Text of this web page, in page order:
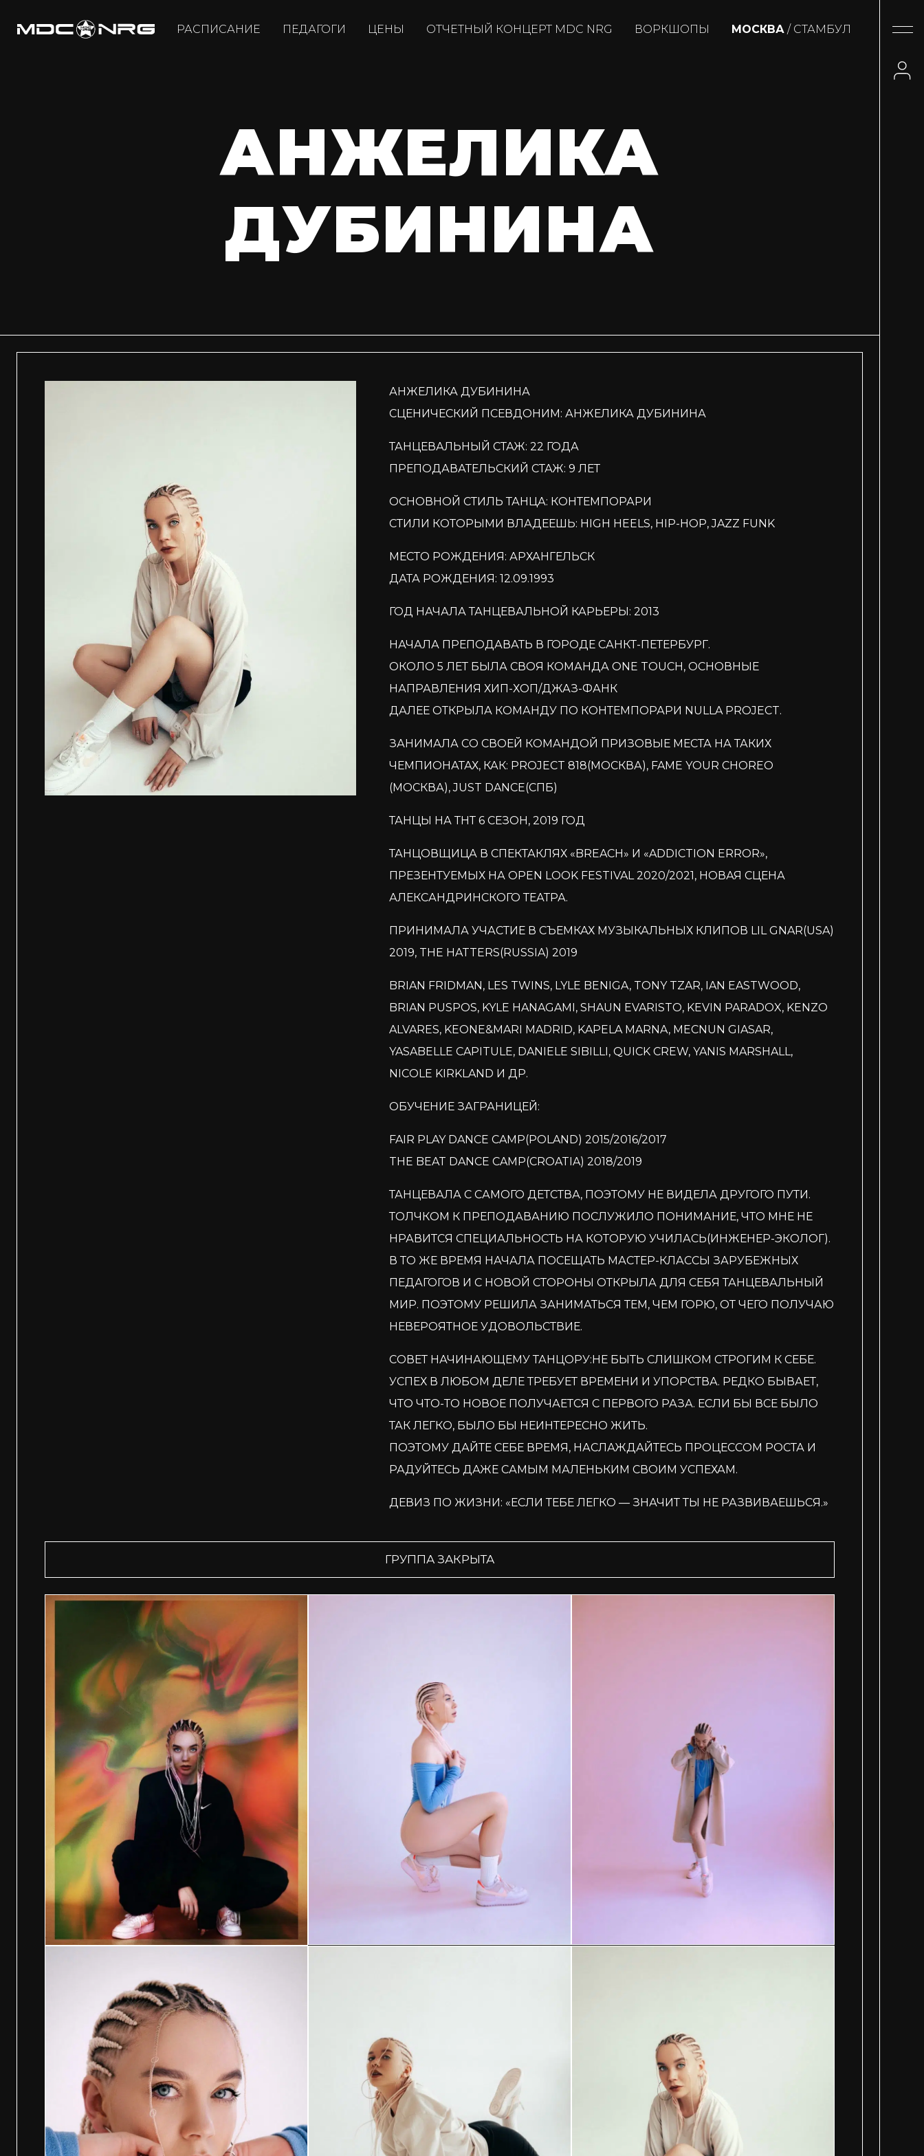
РАСПИСАНИЕ ПЕДАГОГИ ЦЕНЫ ОТЧЕТНЫЙ КОНЦЕРТ MDC NRG ВОРКШОПЫ МОСКВА / СТАМБУЛ
АНЖЕЛИКА
ДУБИНИНА
АНЖЕЛИКА ДУБИНИНА
СЦЕНИЧЕСКИЙ ПСЕВДОНИМ: АНЖЕЛИКА ДУБИНИНА
ТАНЦЕВАЛЬНЫЙ СТАЖ: 22 ГОДА
ПРЕПОДАВАТЕЛЬСКИЙ СТАЖ: 9 ЛЕТ
ОСНОВНОЙ СТИЛЬ ТАНЦА: КОНТЕМПОРАРИ
СТИЛИ КОТОРЫМИ ВЛАДЕЕШЬ: HIGH HEELS, HIP-HOP, JAZZ FUNK
МЕСТО РОЖДЕНИЯ: АРХАНГЕЛЬСК
ДАТА РОЖДЕНИЯ: 12.09.1993
ГОД НАЧАЛА ТАНЦЕВАЛЬНОЙ КАРЬЕРЫ: 2013
НАЧАЛА ПРЕПОДАВАТЬ В ГОРОДЕ САНКТ-ПЕТЕРБУРГ.
ОКОЛО 5 ЛЕТ БЫЛА СВОЯ КОМАНДА ONE TOUCH, ОСНОВНЫЕ
НАПРАВЛЕНИЯ ХИП-ХОП/ДЖАЗ-ФАНК
ДАЛЕЕ ОТКРЫЛА КОМАНДУ ПО КОНТЕМПОРАРИ NULLA PROJECT.
ЗАНИМАЛА СО СВОЕЙ КОМАНДОЙ ПРИЗОВЫЕ МЕСТА НА ТАКИХ
ЧЕМПИОНАТАХ, КАК: PROJECT 818(МОСКВА), FAME YOUR CHOREO
(МОСКВА), JUST DANCE(СПБ)
ТАНЦЫ НА ТНТ 6 СЕЗОН, 2019 ГОД
ТАНЦОВЩИЦА В СПЕКТАКЛЯХ «BREACH» И «ADDICTION ERROR»,
ПРЕЗЕНТУЕМЫХ НА OPEN LOOK FESTIVAL 2020/2021, НОВАЯ СЦЕНА
АЛЕКСАНДРИНСКОГО ТЕАТРА.
ПРИНИМАЛА УЧАСТИЕ В СЪЕМКАХ МУЗЫКАЛЬНЫХ КЛИПОВ LIL GNAR(USA)
2019, THE HATTERS(RUSSIA) 2019
BRIAN FRIDMAN, LES TWINS, LYLE BENIGA, TONY TZAR, IAN EASTWOOD,
BRIAN PUSPOS, KYLE HANAGAMI, SHAUN EVARISTO, KEVIN PARADOX, KENZO
ALVARES, KEONE&MARI MADRID, KAPELA MARNA, MECNUN GIASAR,
YASABELLE CAPITULE, DANIELE SIBILLI, QUICK CREW, YANIS MARSHALL,
NICOLE KIRKLAND И ДР.
ОБУЧЕНИЕ ЗАГРАНИЦЕЙ:
FAIR PLAY DANCE CAMP(POLAND) 2015/2016/2017
THE BEAT DANCE CAMP(CROATIA) 2018/2019
ТАНЦЕВАЛА С САМОГО ДЕТСТВА, ПОЭТОМУ НЕ ВИДЕЛА ДРУГОГО ПУТИ.
ТОЛЧКОМ К ПРЕПОДАВАНИЮ ПОСЛУЖИЛО ПОНИМАНИЕ, ЧТО МНЕ НЕ
НРАВИТСЯ СПЕЦИАЛЬНОСТЬ НА КОТОРУЮ УЧИЛАСЬ(ИНЖЕНЕР-ЭКОЛОГ).
В ТО ЖЕ ВРЕМЯ НАЧАЛА ПОСЕЩАТЬ МАСТЕР-КЛАССЫ ЗАРУБЕЖНЫХ
ПЕДАГОГОВ И С НОВОЙ СТОРОНЫ ОТКРЫЛА ДЛЯ СЕБЯ ТАНЦЕВАЛЬНЫЙ
МИР. ПОЭТОМУ РЕШИЛА ЗАНИМАТЬСЯ ТЕМ, ЧЕМ ГОРЮ, ОТ ЧЕГО ПОЛУЧАЮ
НЕВЕРОЯТНОЕ УДОВОЛЬСТВИЕ.
СОВЕТ НАЧИНАЮЩЕМУ ТАНЦОРУ:НЕ БЫТЬ СЛИШКОМ СТРОГИМ К СЕБЕ.
УСПЕХ В ЛЮБОМ ДЕЛЕ ТРЕБУЕТ ВРЕМЕНИ И УПОРСТВА. РЕДКО БЫВАЕТ,
ЧТО ЧТО-ТО НОВОЕ ПОЛУЧАЕТСЯ С ПЕРВОГО РАЗА. ЕСЛИ БЫ ВСЕ БЫЛО
ТАК ЛЕГКО, БЫЛО БЫ НЕИНТЕРЕСНО ЖИТЬ.
ПОЭТОМУ ДАЙТЕ СЕБЕ ВРЕМЯ, НАСЛАЖДАЙТЕСЬ ПРОЦЕССОМ РОСТА И
РАДУЙТЕСЬ ДАЖЕ САМЫМ МАЛЕНЬКИМ СВОИМ УСПЕХАМ.
ДЕВИЗ ПО ЖИЗНИ: «ЕСЛИ ТЕБЕ ЛЕГКО — ЗНАЧИТ ТЫ НЕ РАЗВИВАЕШЬСЯ.»
ГРУППА ЗАКРЫТА